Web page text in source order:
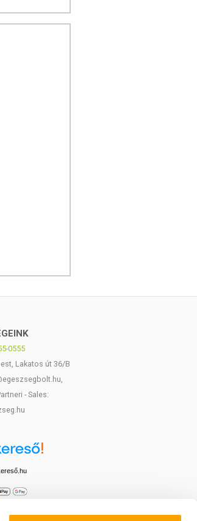
0555
Lakatos út 36/B
- Sales: